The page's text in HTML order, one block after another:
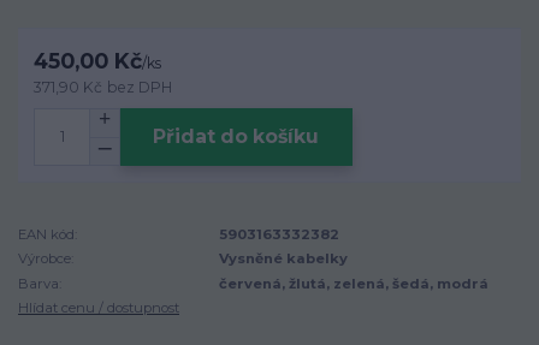
450,00 Kč/ks
371,90 Kč bez DPH
Přidat do košíku
EAN kód:
5903163332382
Výrobce:
Vysněné kabelky
Barva:
červená, žlutá, zelená, šedá, modrá
Hlídat cenu / dostupnost